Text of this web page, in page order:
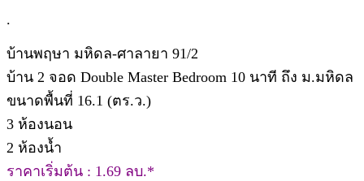
.
บ้านพฤษา มหิดล-ศาลายา 91/2
บ้าน 2 จอด Double Master Bedroom 10 นาที ถึง ม.มหิดล
ขนาดพื้นที่ 16.1 (ตร.ว.)
3 ห้องนอน
2 ห้องน้ำ
ราคาเริ่มต้น : 1.69 ลบ.*